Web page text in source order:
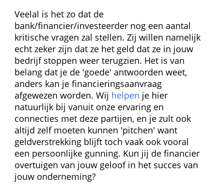
Veelal is het zo dat de
bank/financier/investeerder nog een aantal
kritische vragen zal stellen. Zij willen namelijk
echt zeker zijn dat ze het geld dat ze in jouw
bedrijf stoppen weer terugzien. Het is van
belang dat je de 'goede' antwoorden weet,
anders kan je financieringsaanvraag
afgewezen worden. Wij helpen je hier
natuurlijk bij vanuit onze ervaring en
connecties met deze partijen, en je zult ook
altijd zelf moeten kunnen 'pitchen' want
geldverstrekking blijft toch vaak ook vooral
een persoonlijke gunning. Kun jij de financier
overtuigen van jouw geloof in het succes van
jouw onderneming?